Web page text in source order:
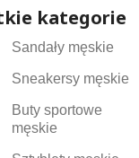
kategorie
Sandały męskie
Sneakersy męskie
Buty sportowe
męskie